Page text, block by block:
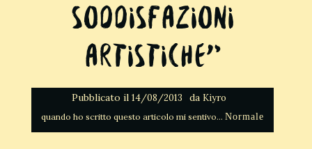
soddisfazioni
artistiche”
Pubblicato il 14/08/2013 da Kiyro
Normale